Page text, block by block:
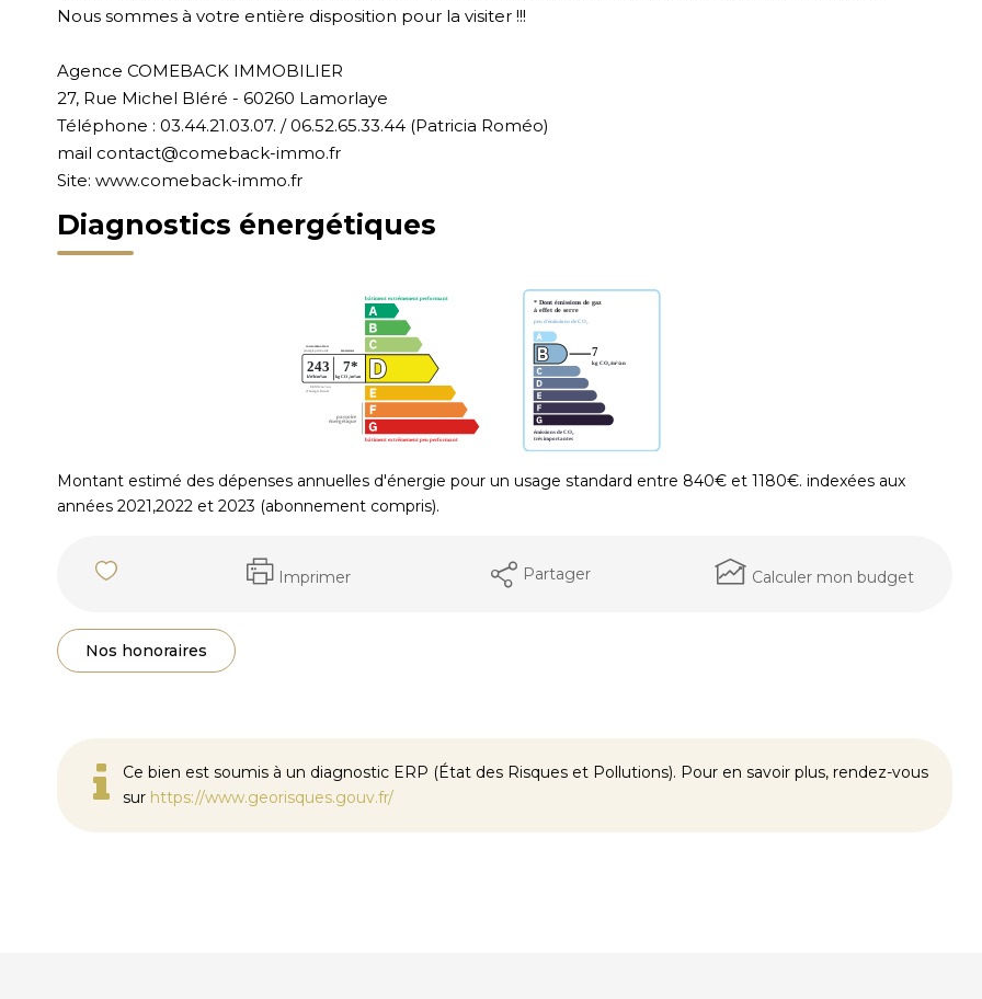
Nous sommes à votre entière disposition pour la visiter !!!
Agence COMEBACK IMMOBILIER
27, Rue Michel Bléré - 60260 Lamorlaye
Téléphone : 03.44.21.03.07. / 06.52.65.33.44 (Patricia Roméo)
mail contact@comeback-immo.fr
Site: www.comeback-immo.fr
Diagnostics énergétiques
Montant estimé des dépenses annuelles d'énergie pour un usage standard entre 840€ et 1180€. indexées aux
années 2021,2022 et 2023 (abonnement compris).
Imprimer Partager Calculer mon budget
Nos honoraires
Ce bien est soumis à un diagnostic ERP (État des Risques et Pollutions). Pour en savoir plus, rendez-vous
sur https://www.georisques.gouv.fr/